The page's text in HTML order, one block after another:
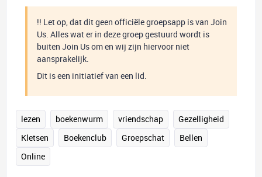
!! Let op, dat dit geen officiële groepsapp is van Join
Us. Alles wat er in deze groep gestuurd wordt is
buiten Join Us om en wij zijn hiervoor niet
aansprakelijk.
Dit is een initiatief van een lid.
lezen boekenwurm vriendschap
Gezelligheid
Kletsen
Boekenclub Groepschat
Bellen
Online